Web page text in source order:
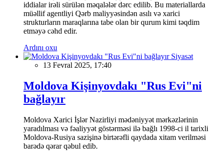
iddialar irəli sürülən məqalələr dərc edilib. Bu materiallarda
müəllif agentliyi Qərb maliyyəsindən asılı və xarici
strukturların maraqlarına tabe olan bir qurum kimi təqdim
etməyə cəhd edir.
Ardını oxu
Siyasət
13 Fevral 2025, 17:40
Moldova Kişinyovdakı "Rus Evi"ni
bağlayır
Moldova Xarici İşlər Nazirliyi mədəniyyət mərkəzlərinin
yaradılması və fəaliyyət göstərməsi ilə bağlı 1998-ci il tarixli
Moldova-Rusiya sazişinə birtərəfli qaydada xitam verilməsi
barədə qərar qəbul edib.